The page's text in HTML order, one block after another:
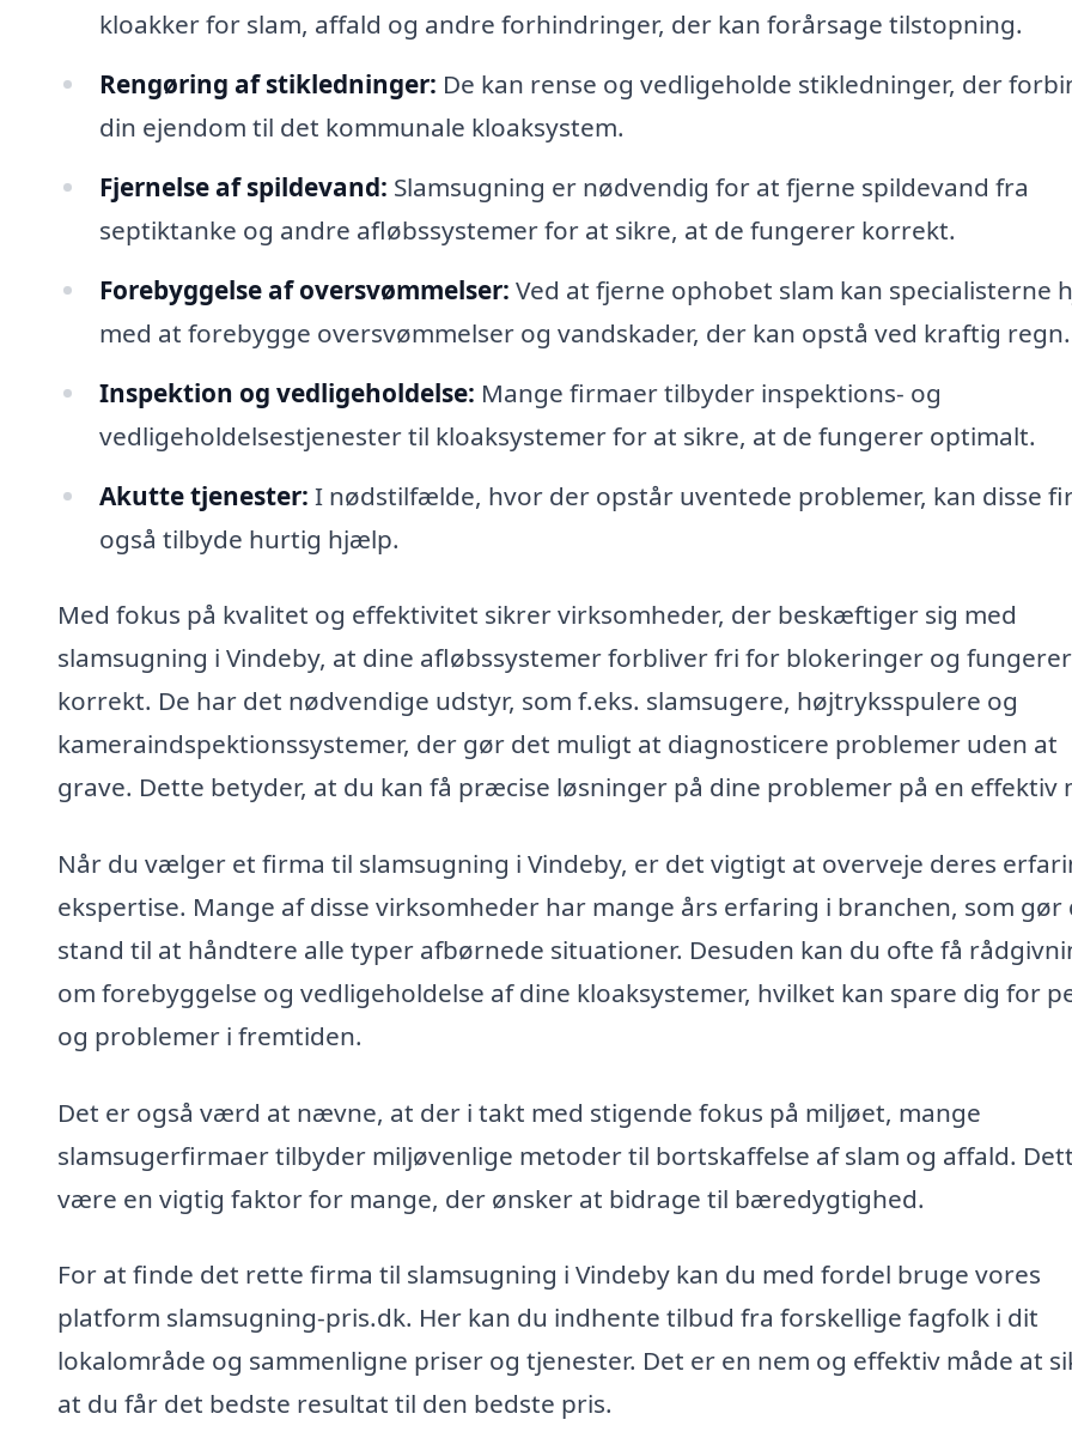
kloakker for slam, affald og andre forhindringer, der kan forårsage tilstopning.
Rengøring af stikledninger: De kan rense og vedligeholde stikledninger, der
din ejendom til det kommunale kloaksystem.
Fjernelse af spildevand: Slamsugning er nødvendig for at fjerne spildevand fra
septiktanke og andre afløbssystemer for at sikre, at de fungerer korrekt.
Forebyggelse af oversvømmelser: Ved at fjerne ophobet slam kan specialisterne
med at forebygge oversvømmelser og vandskader, der kan opstå ved kraftig regn.
Inspektion og vedligeholdelse: Mange firmaer tilbyder inspektions- og
vedligeholdelsestjenester til kloaksystemer for at sikre, at de fungerer optimalt.
Akutte tjenester: I nødstilfælde, hvor der opstår uventede problemer, kan disse
også tilbyde hurtig hjælp.
Med fokus på kvalitet og effektivitet sikrer virksomheder, der beskæftiger sig med
slamsugning i Vindeby, at dine afløbssystemer forbliver fri for blokeringer og fungerer
korrekt. De har det nødvendige udstyr, som f.eks. slamsugere, højtryksspulere og
kameraindspektionssystemer, der gør det muligt at diagnosticere problemer uden at
grave. Dette betyder, at du kan få præcise løsninger på dine problemer på en effektiv
Når du vælger et firma til slamsugning i Vindeby, er det vigtigt at overveje deres
ekspertise. Mange af disse virksomheder har mange års erfaring i branchen, som gør
stand til at håndtere alle typer afbørnede situationer. Desuden kan du ofte få
om forebyggelse og vedligeholdelse af dine kloaksystemer, hvilket kan spare dig for
og problemer i fremtiden.
Det er også værd at nævne, at der i takt med stigende fokus på miljøet, mange
slamsugerfirmaer tilbyder miljøvenlige metoder til bortskaffelse af slam og affald.
være en vigtig faktor for mange, der ønsker at bidrage til bæredygtighed.
For at finde det rette firma til slamsugning i Vindeby kan du med fordel bruge vores
platform slamsugning-pris.dk. Her kan du indhente tilbud fra forskellige fagfolk i dit
lokalområde og sammenligne priser og tjenester. Det er en nem og effektiv måde at
at du får det bedste resultat til den bedste pris.